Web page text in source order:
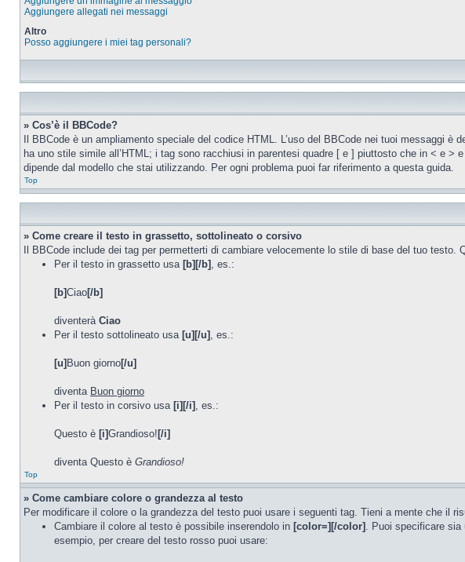
Aggiungere allegati nei messaggi
Altro
Posso aggiungere i miei tag personali?
» Cos’è il BBCode?
Il BBCode è un ampliamento speciale del codice HTML. L’uso del BBCode nei tuoi messaggi
ha uno stile simile all’HTML; i tag sono racchiusi in parentesi quadre [ e ] piuttosto che in < e
dipende dal modello che stai utilizzando. Per ogni problema puoi far riferimento a questa guida.
Top
» Come creare il testo in grassetto, sottolineato o corsivo
Il BBCode include dei tag per permetterti di cambiare velocemente lo stile di base del tuo testo.
Per il testo in grassetto usa [b][/b] , es.:
[b]Ciao[/b]
diventerà Ciao
Per il testo sottolineato usa [u][/u] , es.:
[u] Buon giorno[/u]
diventa Buon giorno
Per il testo in corsivo usa [i][/i] , es.:
Questo è [i]Grandioso! [/i]
diventa Questo è Grandioso!
Top
» Come cambiare colore o grandezza al testo
Per modificare il colore o la grandezza del testo puoi usare i seguenti tag. Tieni a mente che il
Cambiare il colore al testo è possibile inserendolo in [color=][/color] . Puoi specificare sia
esempio, per creare del testo rosso puoi usare: